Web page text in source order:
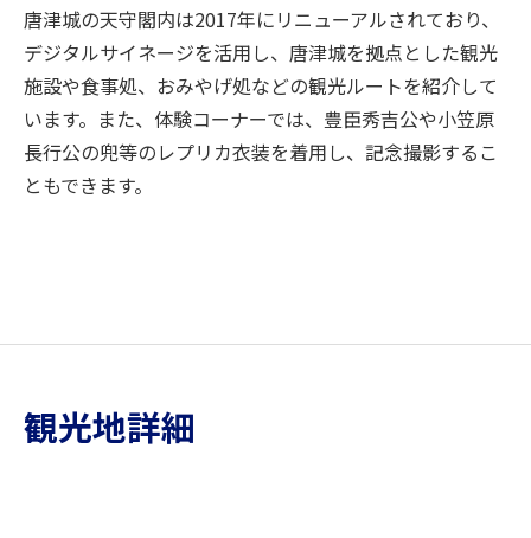
唐津城の天守閣内は2017年にリニューアルされており、
デジタルサイネージを活用し、唐津城を拠点とした観光
施設や食事処、おみやげ処などの観光ルートを紹介して
います。また、体験コーナーでは、豊臣秀吉公や小笠原
長行公の兜等のレプリカ衣装を着用し、記念撮影するこ
ともできます。
観光地詳細